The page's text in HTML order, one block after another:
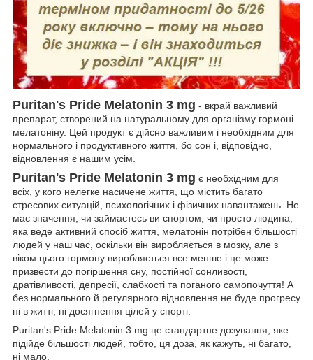
Puritan's Pride Melatonin 3 mg - вкрай важливий
препарат, створений на натуральному для організму гормоні
мелатоніну. Цей продукт є дійсно важливим і необхідним для
нормального і продуктивного життя, бо сон і, відповідно,
відновлення є нашим усім.
Puritan's Pride Melatonin 3 mg є необхідним для
всіх, у кого нелегке насичене життя, що містить багато
стресових ситуацій, психологічних і фізичних навантажень. Не
має значення, чи займаєтесь ви спортом, чи просто людина,
яка веде активний спосіб життя, мелатонін потрібен більшості
людей у наш час, оскільки він виробляється в мозку, але з
віком цього гормону виробляється все менше і це може
призвести до погіршення сну, постійної сонливості,
дратівливості, депресії, слабкості та поганого самопочуття! А
без нормального й регулярного відновлення не буде прогресу
ні в житті, ні досягнення цілей у спорті.
Puritan's Pride Melatonin 3 mg це стандартне дозування, яке
підійде більшості людей, тобто, ця доза, як кажуть, ні багато,
ні мало.